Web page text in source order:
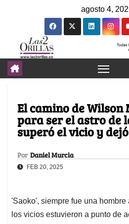
agosto 4,
El camino de Wilson
para ser el astro de
superó el vicio y
Por Daniel Murcia
FEB 20, 2025
'Saoko', siempre fue una
los vicios estuvieron a punto de